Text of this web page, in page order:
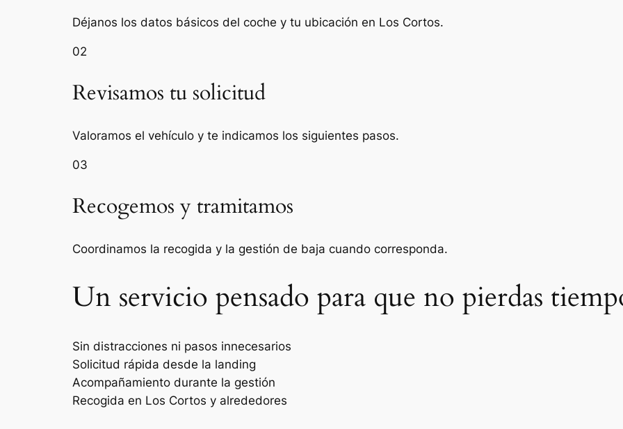
Déjanos los datos básicos del coche y tu ubicación en Los Cortos.
02
Revisamos tu solicitud
Valoramos el vehículo y te indicamos los siguientes pasos.
03
Recogemos y tramitamos
Coordinamos la recogida y la gestión de baja cuando corresponda.
Un servicio pensado para que no pierdas
Sin distracciones ni pasos innecesarios
Solicitud rápida desde la landing
Acompañamiento durante la gestión
Recogida en Los Cortos y alrededores